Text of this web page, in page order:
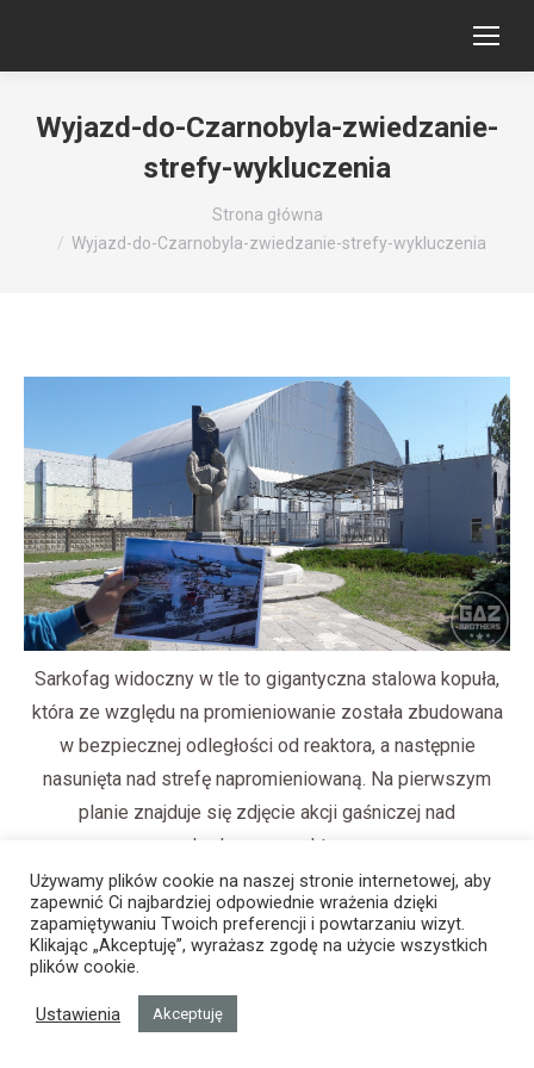
Wyjazd-do-Czarnobyla-zwiedzanie-
strefy-wykluczenia
Strona główna
Wyjazd-do-Czarnobyla-zwiedzanie-strefy-wykluczenia
Sarkofag widoczny w tle to gigantyczna stalowa kopuła,
która ze względu na promieniowanie została zbudowana
w bezpiecznej odległości od reaktora, a następnie
nasunięta nad strefę napromieniowaną. Na pierwszym
planie znajduje się zdjęcie akcji gaśniczej nad
uszkodzonym reaktorem.
Używamy plików cookie na naszej stronie internetowej, aby
zapewnić Ci najbardziej odpowiednie wrażenia dzięki
zapamiętywaniu Twoich preferencji i powtarzaniu wizyt.
Klikając „Akceptuję”, wyrażasz zgodę na użycie wszystkich
plików cookie.
Ustawienia Akceptuję